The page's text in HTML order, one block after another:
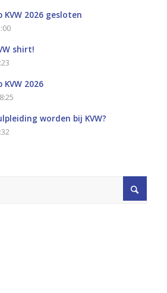
KVW 2026 gesloten
shirt!
2026
worden bij KVW?